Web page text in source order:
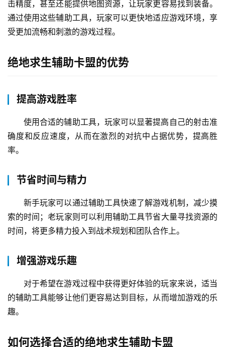
击精度，甚至还能提供地图资源，让玩家更容易找到装备。
通过使用这些辅助工具，玩家可以更快地适应游戏环境，享
受更加流畅和刺激的游戏过程。
绝地求生辅助卡盟的优势
提高游戏胜率
使用合适的辅助工具，玩家可以显著提高自己的射击准
确度和反应速度，从而在激烈的对抗中占据优势，提高胜
率。
节省时间与精力
新手玩家可以通过辅助工具快速了解游戏机制，减少摸
索的时间；老玩家则可以利用辅助工具节省大量寻找资源的
时间，将更多精力投入到战术规划和团队合作上。
增强游戏乐趣
对于希望在游戏过程中获得更好体验的玩家来说，适当
的辅助工具能够让他们更容易达到目标，从而增加游戏的乐
趣。
如何选择合适的绝地求生辅助卡盟